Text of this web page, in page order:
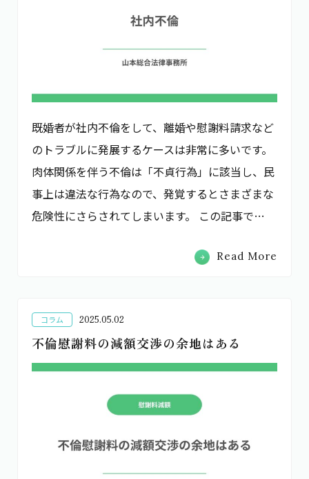
既婚者が社内不倫をして、離婚や慰謝料請求など
のトラブルに発展するケースは非常に多いです。
肉体関係を伴う不倫は「不貞行為」に該当し、民
事上は違法な行為なので、発覚するとさまざまな
危険性にさらされてしまいます。 この記事で…
Read More
コラム 2025.05.02
不倫慰謝料の減額交渉の余地はある